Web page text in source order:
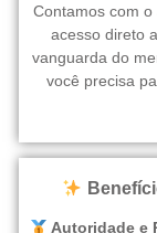
Contamos com
acesso direto
vanguarda do
você precisa
Autoridade e